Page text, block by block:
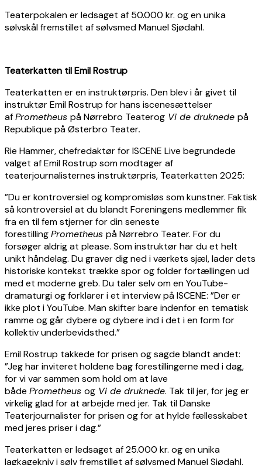
Teaterpokalen er ledsaget af 50.000 kr. og en unika
sølvskål fremstillet af sølvsmed Manuel Sjødahl.
Teaterkatten til Emil Rostrup
Teaterkatten er en instruktørpris. Den blev i år givet til
instruktør Emil Rostrup for hans iscenesættelser
afPrometheus på Nørrebro Teaterog Vi de druknede på
Republique på Østerbro Teater.
Rie Hammer, chefredaktør for ISCENE Live begrundede
valget af Emil Rostrup som modtager af
teaterjournalisternes instruktørpris, Teaterkatten 2025:
”Du er kontroversiel og kompromisløs som kunstner. Faktisk
så kontroversiel at du blandt Foreningens medlemmer fik
fra en til fem stjerner for din seneste
forestillingPrometheus på Nørrebro Teater. For du
forsøger aldrig at please. Som instruktør har du et helt
unikt håndelag. Du graver dig ned i værkets sjæl, lader dets
historiske kontekst trække spor og folder fortællingen ud
med et moderne greb. Du taler selv om en YouTube-
dramaturgi og forklarer i et interview på ISCENE: ”Der er
ikke plot i YouTube. Man skifter bare indenfor en tematisk
ramme og går dybere og dybere ind i det i en form for
kollektiv underbevidsthed.”
Emil Rostrup takkede for prisen og sagde blandt andet:
”Jeg har inviteret holdene bag forestillingerne med i dag,
for vi var sammen som hold om at lave
både Prometheus og Vi de druknede. Tak til jer, for jeg er
virkelig glad for at arbejde med jer. Tak til Danske
Teaterjournalister for prisen og for at hylde fællesskabet
med jeres priser i dag.”
Teaterkatten er ledsaget af 25.000 kr. og en unika
lagkagekniv i sølv fremstillet af sølvsmed Manuel Sjødahl.